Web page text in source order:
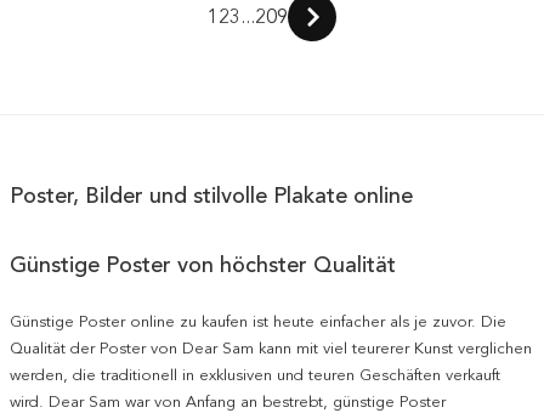
1 23 ...209
Poster, Bilder und stilvolle Plakate online
Günstige Poster von höchster Qualität
Günstige Poster online zu kaufen ist heute einfacher als je zuvor. Die
Qualität der Poster von Dear Sam kann mit viel teurerer Kunst verglichen
werden, die traditionell in exklusiven und teuren Geschäften verkauft
wird. Dear Sam war von Anfang an bestrebt, günstige Poster